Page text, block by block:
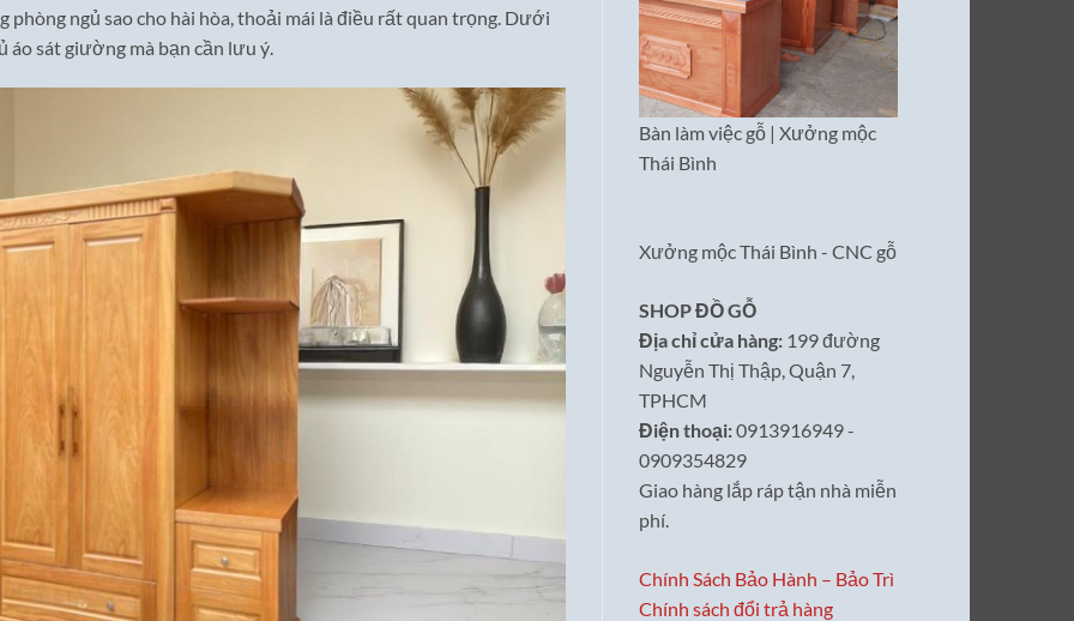
phòng ngủ sao cho hài hòa, thoải mái là điều rất quan trọng. Dưới
sát giường mà bạn cần lưu ý.
Bàn làm việc gỗ | Xưởng mộc
Thái Bình
Xưởng mộc Thái Bình - CNC gỗ
SHOP ĐỒ GỖ
Địa chỉ cửa hàng:199 đường
Nguyễn Thị Thập, Quận 7,
TPHCM
Điện thoại:0913916949 -
0909354829
Giao hàng lắp ráp tận nhà miễn
phí.
Chính Sách Bảo Hành – Bảo Trì
Chính sách đổi trả hàng